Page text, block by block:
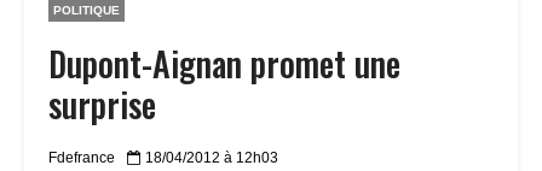
POLITIQUE
Dupont-Aignan promet une
surprise
Fdefrance 18/04/2012 à 12h03